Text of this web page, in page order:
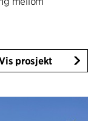
prosjekt